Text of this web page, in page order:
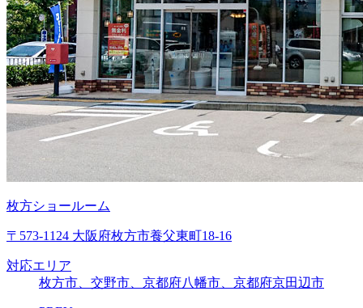
枚方ショールーム
〒573-1124 大阪府枚方市養父東町18-16
対応エリア
枚方市、交野市、京都府八幡市、京都府京田辺市